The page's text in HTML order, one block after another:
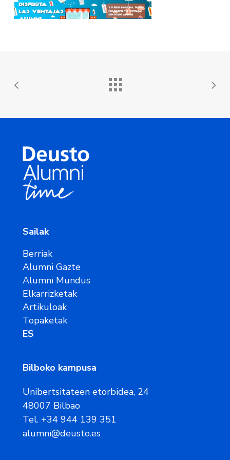
Sailak
Berriak
Alumni Gazte
Alumni Mundus
Elkarrizketak
Artikuloak
Topaketak
ES
Bilboko kampusa
Unibertsitateen etorbidea, 24
48007 Bilbao
Tel. +34 944 139 351
alumni@deusto.es